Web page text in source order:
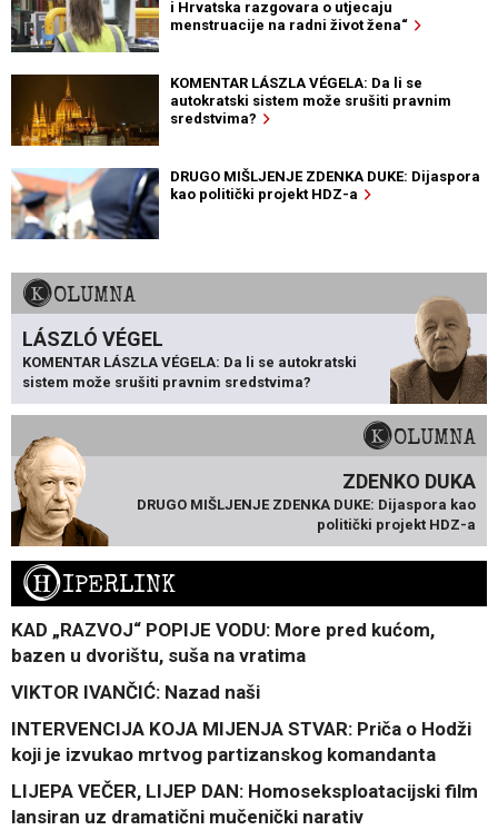
i Hrvatska razgovara o utjecaju
menstruacije na radni život žena“
KOMENTAR LÁSZLA VÉGELA: Da li se
autokratski sistem može srušiti pravnim
sredstvima?
DRUGO MIŠLJENJE ZDENKA DUKE: Dijaspora
kao politički projekt HDZ-a
KOLUMNA
LÁSZLÓ VÉGEL
KOMENTAR LÁSZLA VÉGELA: Da li se autokratski
sistem može srušiti pravnim sredstvima?
KOLUMNA
ZDENKO DUKA
DRUGO MIŠLJENJE ZDENKA DUKE: Dijaspora kao
politički projekt HDZ-a
HIPERLINK
KAD „RAZVOJ“ POPIJE VODU: More pred kućom,
bazen u dvorištu, suša na vratima
VIKTOR IVANČIĆ: Nazad naši
INTERVENCIJA KOJA MIJENJA STVAR: Priča o Hodži
koji je izvukao mrtvog partizanskog komandanta
LIJEPA VEČER, LIJEP DAN: Homoseksploatacijski film
lansiran uz dramatični mučenički narativ